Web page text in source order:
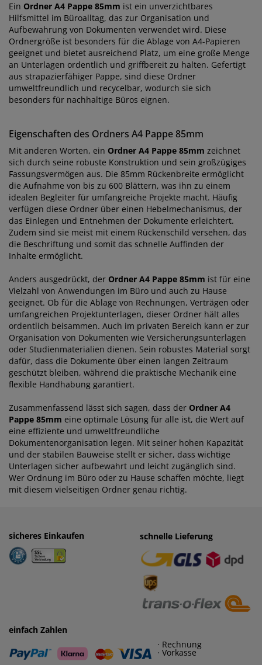
Ein Ordner A4 Pappe 85mm ist ein unverzichtbares
Hilfsmittel im Büroalltag, das zur Organisation und
Aufbewahrung von Dokumenten verwendet wird. Diese
Ordnergröße ist besonders für die Ablage von A4-Papieren
geeignet und bietet ausreichend Platz, um eine große Menge
an Unterlagen ordentlich und griffbereit zu halten. Gefertigt
aus strapazierfähiger Pappe, sind diese Ordner
umweltfreundlich und recycelbar, wodurch sie sich
besonders für nachhaltige Büros eignen.
Eigenschaften des Ordners A4 Pappe 85mm
Mit anderen Worten, ein Ordner A4 Pappe 85mm zeichnet
sich durch seine robuste Konstruktion und sein großzügiges
Fassungsvermögen aus. Die 85mm Rückenbreite ermöglicht
die Aufnahme von bis zu 600 Blättern, was ihn zu einem
idealen Begleiter für umfangreiche Projekte macht. Häufig
verfügen diese Ordner über einen Hebelmechanismus, der
das Einlegen und Entnehmen der Dokumente erleichtert.
Zudem sind sie meist mit einem Rückenschild versehen, das
die Beschriftung und somit das schnelle Auffinden der
Inhalte ermöglicht.
Anders ausgedrückt, der Ordner A4 Pappe 85mm ist für eine
Vielzahl von Anwendungen im Büro und auch zu Hause
geeignet. Ob für die Ablage von Rechnungen, Verträgen oder
umfangreichen Projektunterlagen, dieser Ordner hält alles
ordentlich beisammen. Auch im privaten Bereich kann er zur
Organisation von Dokumenten wie Versicherungsunterlagen
oder Studienmaterialien dienen. Sein robustes Material sorgt
dafür, dass die Dokumente über einen langen Zeitraum
geschützt bleiben, während die praktische Mechanik eine
flexible Handhabung garantiert.
Zusammenfassend lässt sich sagen, dass der Ordner A4
Pappe 85mm eine optimale Lösung für alle ist, die Wert auf
eine effiziente und umweltfreundliche
Dokumentenorganisation legen. Mit seiner hohen Kapazität
und der stabilen Bauweise stellt er sicher, dass wichtige
Unterlagen sicher aufbewahrt und leicht zugänglich sind.
Wer Ordnung im Büro oder zu Hause schaffen möchte, liegt
mit diesem vielseitigen Ordner genau richtig.
sicheres Einkaufen einfaches Zahlen
· Rechnung
· Vorkasse
schnelle Lieferung
einfach Zahlen
· Rechnung
· Vorkasse